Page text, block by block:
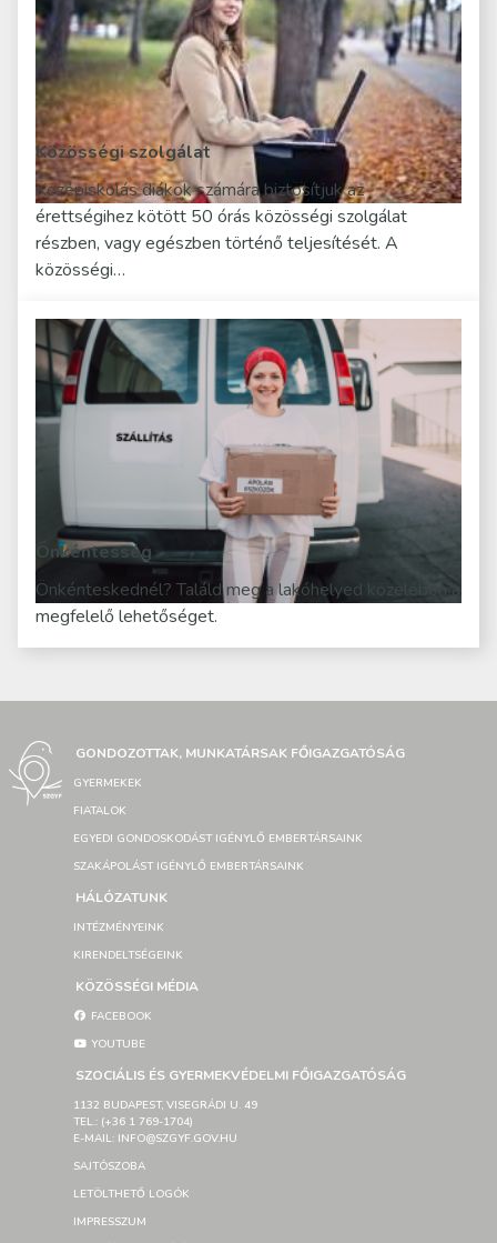
Közösségi szolgálat
Középiskolás diákok számára biztosítjuk az
érettségihez kötött 50 órás közösségi szolgálat
részben, vagy egészben történő teljesítését. A
közösségi…
Önkéntesség
Önkénteskednél? Találd meg a lakóhelyed közelében a
megfelelő lehetőséget.
GONDOZOTTAK, MUNKATÁRSAK FŐIGAZGATÓSÁG
GYERMEKEK
FIATALOK
EGYEDI GONDOSKODÁST IGÉNYLŐ EMBERTÁRSAINK
SZAKÁPOLÁST IGÉNYLŐ EMBERTÁRSAINK
HÁLÓZATUNK
INTÉZMÉNYEINK
KIRENDELTSÉGEINK
KÖZÖSSÉGI MÉDIA
FACEBOOK
YOUTUBE
SZOCIÁLIS ÉS GYERMEKVÉDELMI FŐIGAZGATÓSÁG
1132 BUDAPEST, VISEGRÁDI U. 49
TEL.: (+36 1 769-1704)
E-MAIL: INFO@SZGYF.GOV.HU
SAJTÓSZOBA
LETÖLTHETŐ LOGÓK
IMPRESSZUM